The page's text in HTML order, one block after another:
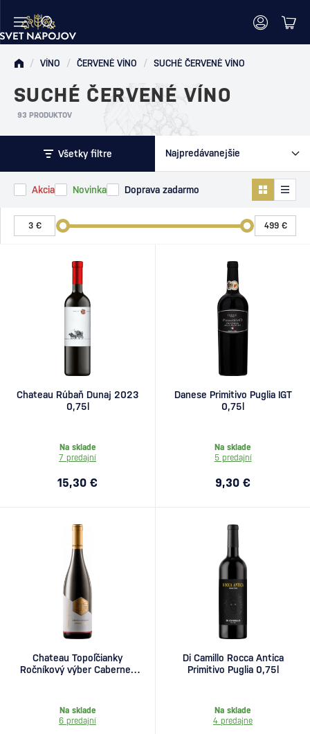
/ VÍNO / ČERVENÉ VÍNO / SUCHÉ ČERVENÉ VÍNO
SUCHÉ ČERVENÉ VÍNO
93 PRODUKTOV
Všetky filtre
Akcia Novinka Doprava zadarmo
Chateau Rúbaň Dunaj 2023
0,75l
Na sklade
7 predajní
15,30 €
Danese Primitivo Puglia IGT
0,75l
Na sklade
5 predajní
9,30 €
Chateau Topoľčianky
Ročníkový výber Cabernet
Na sklade
6 predajní
Di Camillo Rocca Antica
Primitivo Puglia 0,75l
Na sklade
4 predajne